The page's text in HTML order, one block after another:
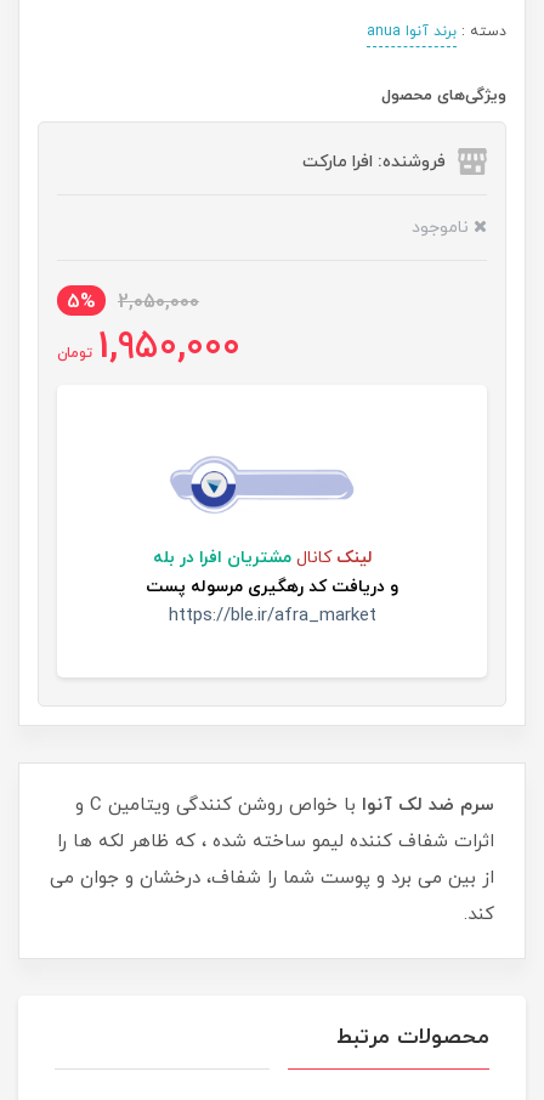
دسته : برند آنوا anua
ویژگی‌های محصول
فروشنده: افرا مارکت
ناموجود
2,050,000
5%
1,950,000 تومان
لینک کانال مشتریان افرا در بله
و دریافت کد رهگیری مرسوله پست
https://ble.ir/afra_market
سرم ضد لک آنوا
با خواص روشن کنندگی ویتامین C و
اثرات شفاف کننده لیمو ساخته شده ، که ظاهر لکه ها را
از بین می برد و پوست شما را شفاف، درخشان و جوان می
کند.
محصولات مرتبط